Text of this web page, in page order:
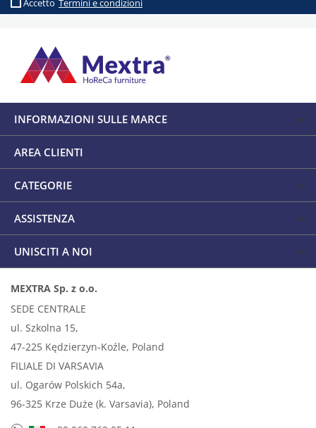
Accetto Termini e condizioni
INFORMAZIONI SULLE MARCE
AREA CLIENTI
CATEGORIE
ASSISTENZA
UNISCITI A NOI
MEXTRA Sp. z o.o.
SEDE CENTRALE
ul. Szkolna 15,
47-225 Kędzierzyn-Koźle, Poland
FILIALE DI VARSAVIA
ul. Ogarów Polskich 54a,
96-325 Krze Duże (k. Varsavia), Poland